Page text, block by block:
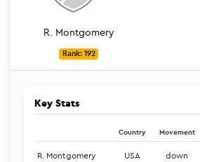
R. Montgomery
Rank: 192
Key Stats
Country Movement
R. Montgomery USA down